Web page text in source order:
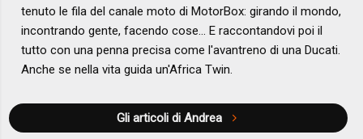
tenuto le fila del canale moto di MotorBox: girando il mondo,
incontrando gente, facendo cose... E raccontandovi poi il
tutto con una penna precisa come l'avantreno di una Ducati.
Anche se nella vita guida un'Africa Twin.
Gli articoli di Andrea